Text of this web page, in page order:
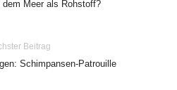
Meer als Rohstoff?
Beitrag
Schimpansen-Patrouille